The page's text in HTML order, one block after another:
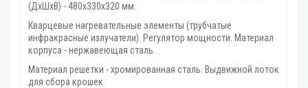
(ДхШхВ) - 480х330х320 мм.
Кварцевые нагревательные элементы (трубчатые
инфракрасные излучатели). Регулятор мощности. Материал
корпуса - нержавеющая сталь.
Материал решетки - хромированная сталь. Выдвижной лоток
для сбора крошек.